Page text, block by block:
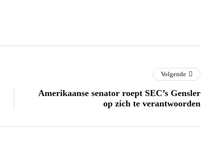
Volgende
Amerikaanse senator roept SEC’s Gensler
op zich te verantwoorden